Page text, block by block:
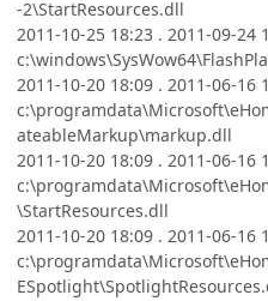
-2\StartResources.dll
2011-10-25 18:23 . 2011-09-24
2011-10-20 18:09 . 2011-06-16
ateableMarkup\markup.dll
2011-10-20 18:09 . 2011-06-16
\StartResources.dll
2011-10-20 18:09 . 2011-06-16